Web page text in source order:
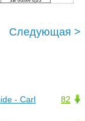
Следующая >
82
- Carl